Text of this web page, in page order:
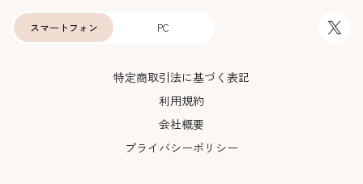
PC
スマートフォン
特定商取引法に基づく表記
利用規約
会社概要
プライバシーポリシー